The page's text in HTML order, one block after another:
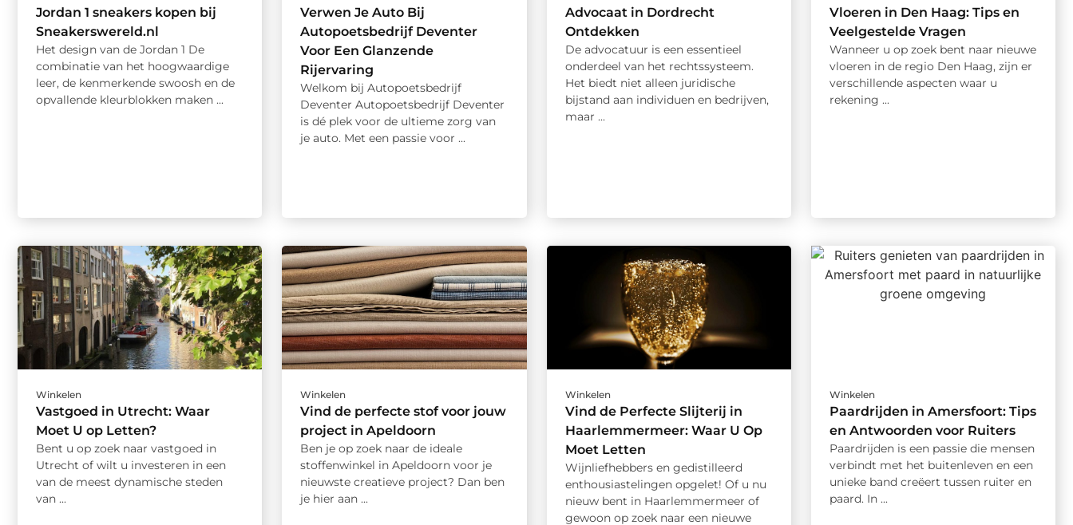
Jordan 1 sneakers kopen bij
Sneakerswereld.nl
Het design van de Jordan 1 De
combinatie van het hoogwaardige
leer, de kenmerkende swoosh en de
opvallende kleurblokken maken ...
Verwen Je Auto Bij
Autopoetsbedrijf Deventer
Voor Een Glanzende
Rijervaring
Welkom bij Autopoetsbedrijf
Deventer Autopoetsbedrijf Deventer
is dé plek voor de ultieme zorg van
je auto. Met een passie voor ...
Advocaat in Dordrecht
Ontdekken
De advocatuur is een essentieel
onderdeel van het rechtssysteem.
Het biedt niet alleen juridische
bijstand aan individuen en bedrijven,
maar ...
Vloeren in Den Haag: Tips en
Veelgestelde Vragen
Wanneer u op zoek bent naar nieuwe
vloeren in de regio Den Haag, zijn er
verschillende aspecten waar u
rekening ...
Winkelen
Vastgoed in Utrecht: Waar
Moet U op Letten?
Bent u op zoek naar vastgoed in
Utrecht of wilt u investeren in een
van de meest dynamische steden
van ...
Winkelen
Vind de perfecte stof voor jouw
project in Apeldoorn
Ben je op zoek naar de ideale
stoffenwinkel in Apeldoorn voor je
nieuwste creatieve project? Dan ben
je hier aan ...
Winkelen
Vind de Perfecte Slijterij in
Haarlemmermeer: Waar U Op
Moet Letten
Wijnliefhebbers en gedistilleerd
enthousiastelingen opgelet! Of u nu
nieuw bent in Haarlemmermeer of
gewoon op zoek naar een nieuwe
Winkelen
Paardrijden in Amersfoort: Tips
en Antwoorden voor Ruiters
Paardrijden is een passie die mensen
verbindt met het buitenleven en een
unieke band creëert tussen ruiter en
paard. In ...